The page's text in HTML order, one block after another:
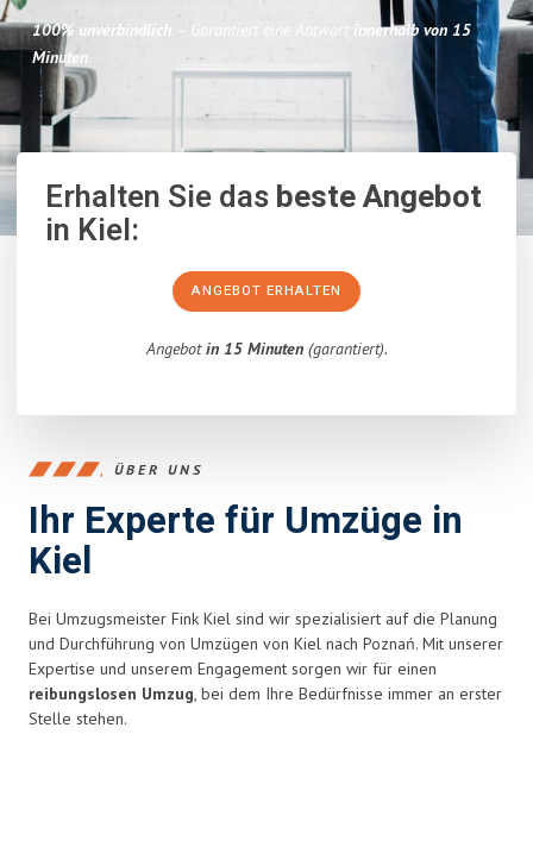
100% unverbindlich – Garantiert eine Antwort
innerhalb von 15
Minuten.
Erhalten Sie dasbeste Angebot
in Kiel:
ANGEBOT ERHALTEN
Angebotin 15 Minuten(garantiert).
ÜBER UNS
Ihr Experte für Umzüge in
Kiel
Bei Umzugsmeister Fink Kiel sind wir spezialisiert auf die Planung
und Durchführung von Umzügen von Kiel nach Poznań. Mit unserer
Expertise und unserem Engagement sorgen wir für einen
reibungslosen Umzug, bei dem Ihre Bedürfnisse immer an erster
Stelle stehen.